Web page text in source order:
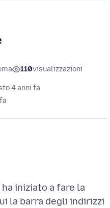
110visualizzazioni
4 anni fa
iniziato a fare la
la barra degli indirizzi